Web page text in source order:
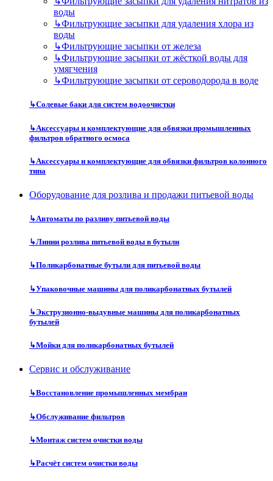
воды
↳Фильтрующие засыпки для удаления хлора из
воды
↳Фильтрующие засыпки от железа
↳Фильтрующие засыпки от жёсткой воды для
умягчения
↳Фильтрующие засыпки от сероводорода в воде
↳Солевые баки для систем водоочистки
↳Аксессуары и комплектующие для обвязки промышленных
фильтров обратного осмоса
↳Аксессуары и комплектующие для обвязки фильтров колонного
типа
Оборудование для розлива и продажи питьевой воды
↳Автоматы по разливу питьевой воды
↳Линии розлива питьевой воды в бутыли
↳Поликарбонатные бутыли для питьевой воды
↳Упаковочные машины для поликарбонатных бутылей
↳Экструзионно-выдувные машины для поликарбонатных
бутылей
↳Мойки для поликарбонатных бутылей
Сервис и обслуживание
↳Восстановление промышленных мембран
↳Обслуживание фильтров
↳Монтаж систем очистки воды
↳Расчёт систем очистки воды